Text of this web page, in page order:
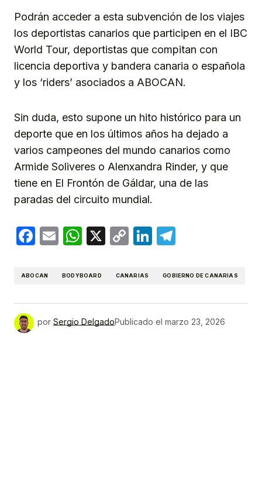
Podrán acceder a esta subvención de los viajes
los deportistas canarios que participen en el IBC
World Tour, deportistas que compitan con
licencia deportiva y bandera canaria o española
y los ‘riders’ asociados a ABOCAN.
Sin duda, esto supone un hito histórico para un
deporte que en los últimos años ha dejado a
varios campeones del mundo canarios como
Armide Soliveres o Alenxandra Rinder, y que
tiene en El Frontón de Gáldar, una de las
paradas del circuito mundial.
Facebook
EmailWhatsApp
X
CopyLinkedIn
ABOCAN BODYBOARD CANARIAS GOBIERNO DE CANARIAS
por Sergio DelgadoPublicado el marzo 23, 2026